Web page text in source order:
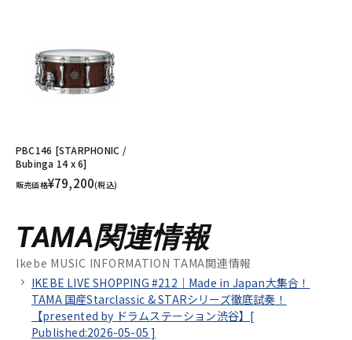
PBC146 [STARPHONIC /
Bubinga 14 x 6]
販売価格¥79,200(税込)
TAMA関連情報
Ikebe MUSIC INFORMATION TAMA関連情報
IKEBE LIVE SHOPPING #212｜Made in Japan大集合！
TAMA 国産Starclassic & STARシリーズ徹底試奏！
【presented by ドラムステーション渋谷】[
Published:2026-05-05 ]